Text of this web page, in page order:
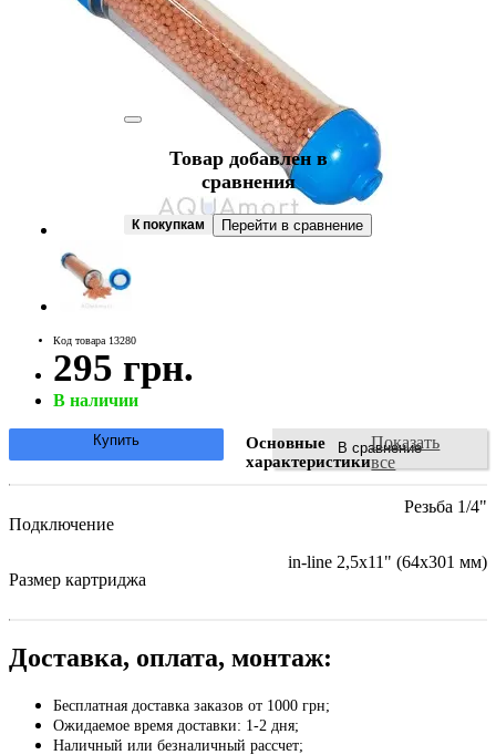
Код товара 13280
295 грн.
В наличии
В сравнение
Купить
Основные
характеристики
Показать
все
Подключение
Резьба 1/4"
Размер картриджа
in-line 2,5х11" (64х301 мм)
Доставка, оплата, монтаж:
Бесплатная доставка заказов от 1000 грн;
Ожидаемое время доставки: 1-2 дня;
Наличный или безналичный рассчет;
Товар добавлен в
сравнения
К покупкам Перейти в сравнение